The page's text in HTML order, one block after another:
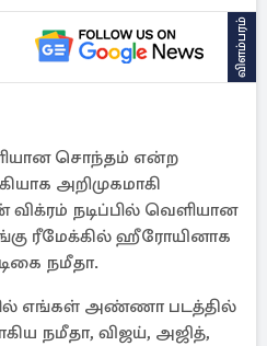
விளம்பரம்
சொந்தம் என்ற
அறிமுகமாகி
விக்ரம் நடிப்பில் வெளியான
ரீமேக்கில் ஹீரோயினாக
நமீதா.
எங்கள் அண்ணா படத்தில்
நமீதா, விஜய், அஜித்,